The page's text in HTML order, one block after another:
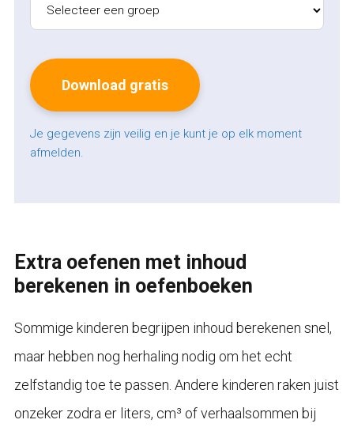
Je gegevens zijn veilig en je kunt je op elk moment
afmelden.
Extra oefenen met inhoud
berekenen in oefenboeken
Sommige kinderen begrijpen inhoud berekenen snel,
maar hebben nog herhaling nodig om het echt
zelfstandig toe te passen. Andere kinderen raken juist
onzeker zodra er liters, cm³ of verhaalsommen bij